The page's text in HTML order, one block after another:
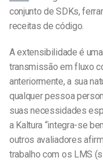
conjunto de SDKs,
receitas de código.
A extensibilidade é
transmissão em fluxo
anteriormente, a sua
qualquer pessoa
suas necessidades
a Kaltura “integra-se
outros avaliadores
trabalho com os LMS